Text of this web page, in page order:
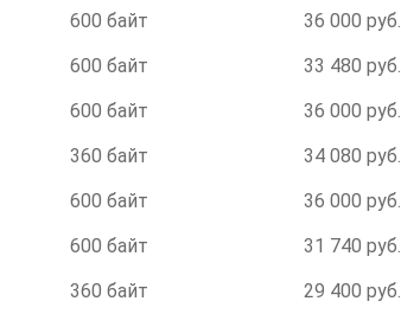
600 байт
36 000 руб.
600 байт
33 480 руб.
600 байт
36 000 руб.
360 байт
34 080 руб.
600 байт
36 000 руб.
600 байт
31 740 руб.
360 байт
29 400 руб.